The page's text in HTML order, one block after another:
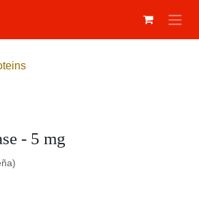
- 5 mg